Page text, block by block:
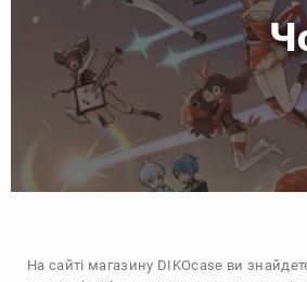
На сайті магазину DIKOcase ви